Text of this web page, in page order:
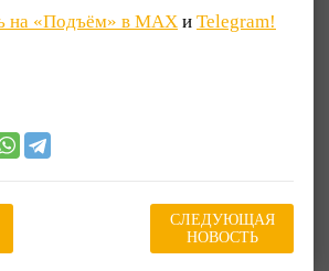
на «Подъём» в MAX и Telegram!
СЛЕДУЮЩАЯ
НОВОСТЬ